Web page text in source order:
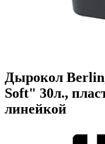
Дырокол
Soft" 30л.,
линейкой